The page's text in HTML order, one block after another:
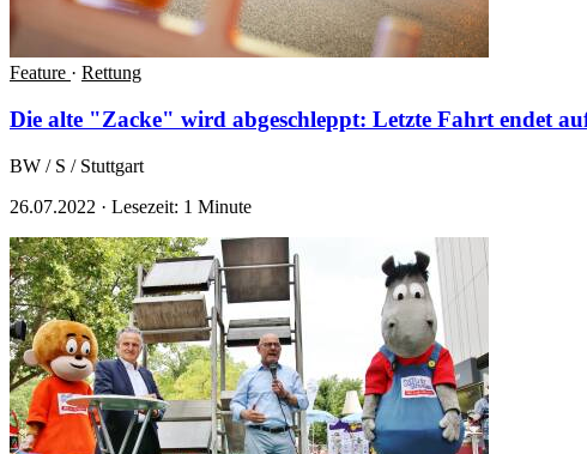
Feature · Rettung
Die alte "Zacke" wird abgeschleppt: Letzte Fahrt endet
BW / S / Stuttgart
26.07.2022 · Lesezeit: 1 Minute